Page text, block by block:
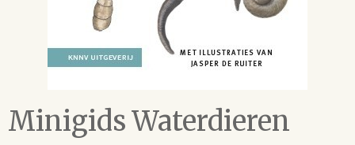
Minigids Waterdieren